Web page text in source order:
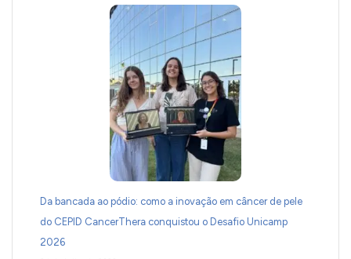
Da bancada ao pódio: como a inovação em câncer de pele
do CEPID CancerThera conquistou o Desafio Unicamp
2026